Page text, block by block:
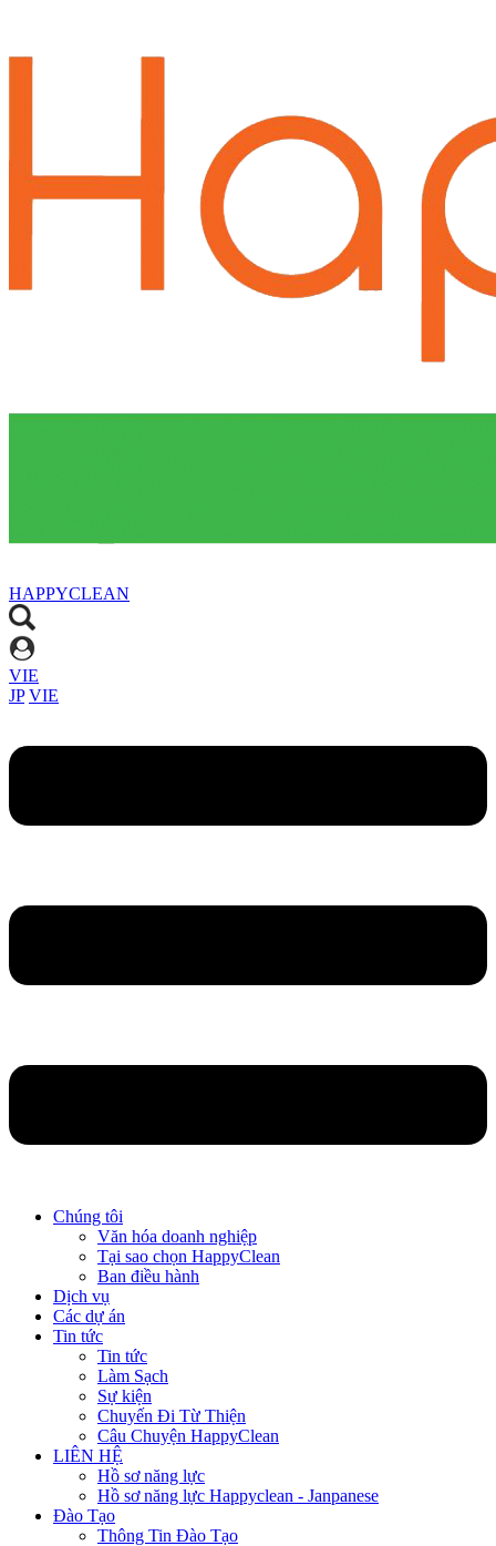
HAPPYCLEAN
VIE
JP VIE
Chúng tôi
Văn hóa doanh nghiệp
Tại sao chọn HappyClean
Ban điều hành
Dịch vụ
Các dự án
Tin tức
Tin tức
Làm Sạch
Sự kiện
Chuyến Đi Từ Thiện
Câu Chuyện HappyClean
LIÊN HỆ
Hồ sơ năng lực
Hồ sơ năng lực Happyclean - Janpanese
Đào Tạo
Thông Tin Đào Tạo